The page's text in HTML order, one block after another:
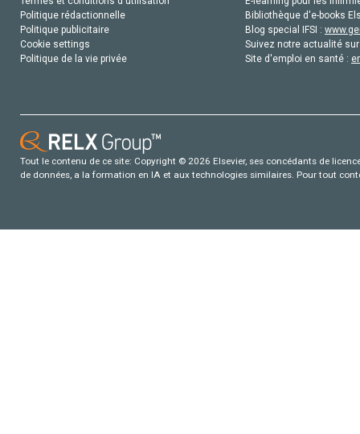
Politique rédactionnelle
Politique publicitaire
Cookie settings
Politique de la vie privée
Bibliothèque d'e-books
Blog special IFSI :
Suivez notre actualité
Site d'emploi en santé :
Tout le contenu de ce site: Copyright © 2026 Elsevier, ses concédants de
de données, a la formation en IA et aux technologies similaires. Pour tout